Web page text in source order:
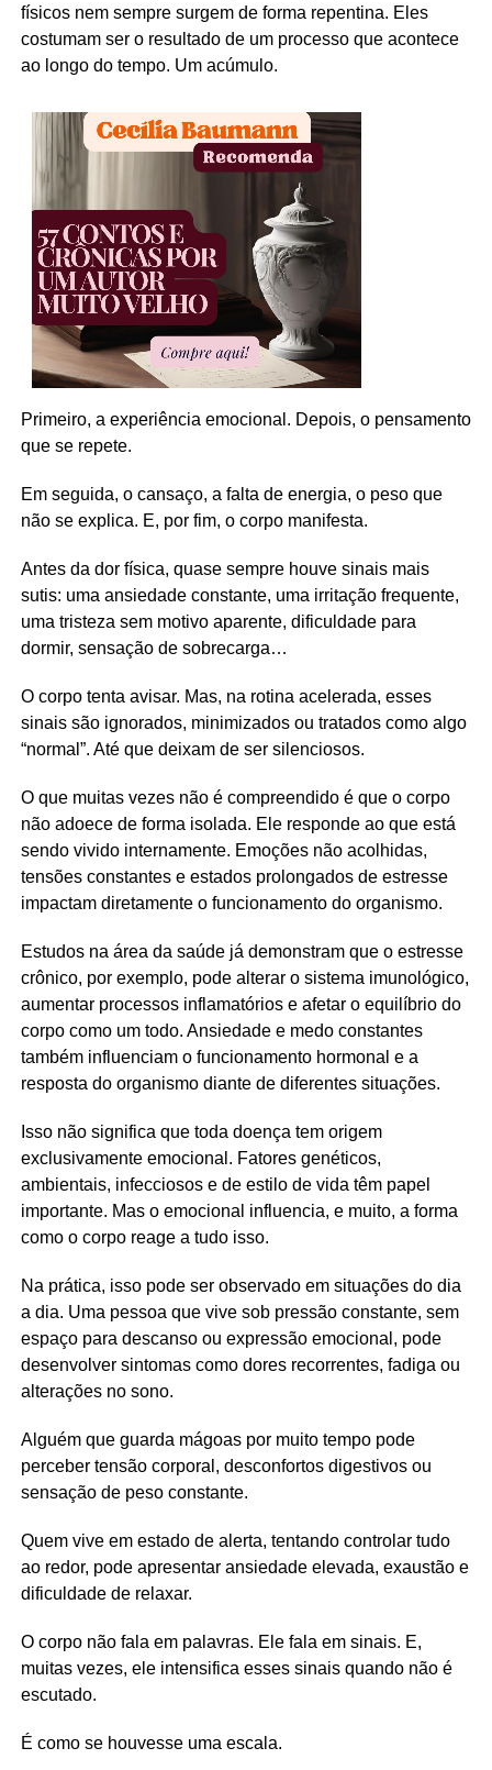
físicos nem sempre surgem de forma repentina. Eles
costumam ser o resultado de um processo que acontece
ao longo do tempo. Um acúmulo.
Primeiro, a experiência emocional. Depois, o pensamento
que se repete.
Em seguida, o cansaço, a falta de energia, o peso que
não se explica. E, por fim, o corpo manifesta.
Antes da dor física, quase sempre houve sinais mais
sutis: uma ansiedade constante, uma irritação frequente,
uma tristeza sem motivo aparente, dificuldade para
dormir, sensação de sobrecarga…
O corpo tenta avisar. Mas, na rotina acelerada, esses
sinais são ignorados, minimizados ou tratados como algo
“normal”. Até que deixam de ser silenciosos.
O que muitas vezes não é compreendido é que o corpo
não adoece de forma isolada. Ele responde ao que está
sendo vivido internamente. Emoções não acolhidas,
tensões constantes e estados prolongados de estresse
impactam diretamente o funcionamento do organismo.
Estudos na área da saúde já demonstram que o estresse
crônico, por exemplo, pode alterar o sistema imunológico,
aumentar processos inflamatórios e afetar o equilíbrio do
corpo como um todo. Ansiedade e medo constantes
também influenciam o funcionamento hormonal e a
resposta do organismo diante de diferentes situações.
Isso não significa que toda doença tem origem
exclusivamente emocional. Fatores genéticos,
ambientais, infecciosos e de estilo de vida têm papel
importante. Mas o emocional influencia, e muito, a forma
como o corpo reage a tudo isso.
Na prática, isso pode ser observado em situações do dia
a dia. Uma pessoa que vive sob pressão constante, sem
espaço para descanso ou expressão emocional, pode
desenvolver sintomas como dores recorrentes, fadiga ou
alterações no sono.
Alguém que guarda mágoas por muito tempo pode
perceber tensão corporal, desconfortos digestivos ou
sensação de peso constante.
Quem vive em estado de alerta, tentando controlar tudo
ao redor, pode apresentar ansiedade elevada, exaustão e
dificuldade de relaxar.
O corpo não fala em palavras. Ele fala em sinais. E,
muitas vezes, ele intensifica esses sinais quando não é
escutado.
É como se houvesse uma escala.